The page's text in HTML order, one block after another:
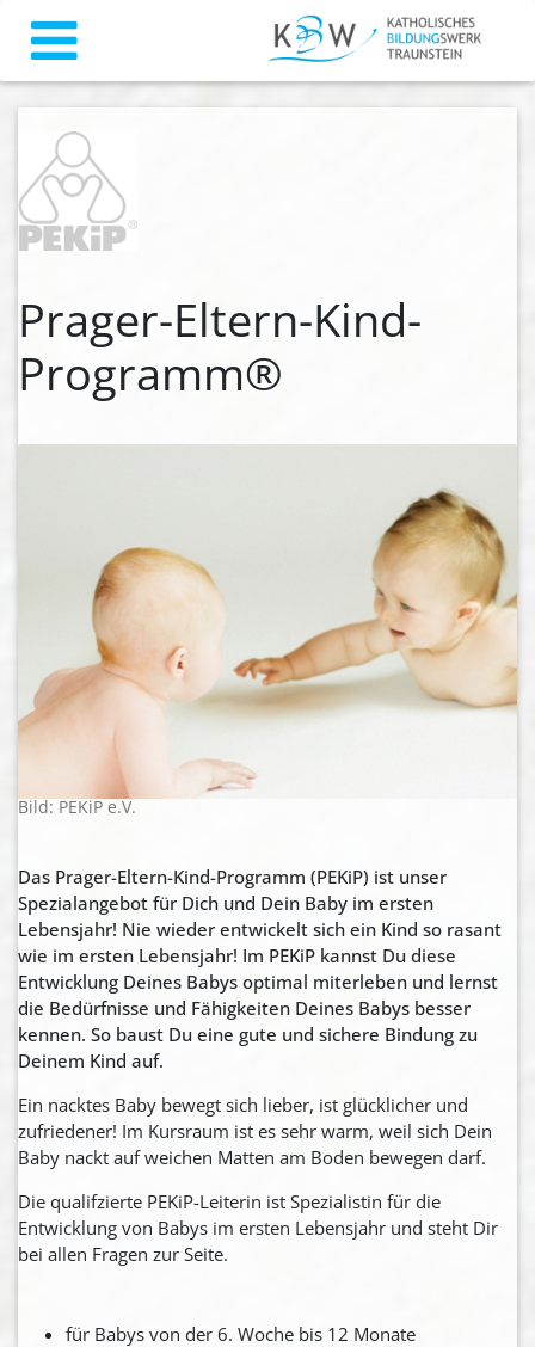
Prager-Eltern-Kind-
Programm®
Bild: PEKiP e.V.
Das Prager-Eltern-Kind-Programm (PEKiP) ist unser
Spezialangebot für Dich und Dein Baby im ersten
Lebensjahr! Nie wieder entwickelt sich ein Kind so rasant
wie im ersten Lebensjahr! Im PEKiP kannst Du diese
Entwicklung Deines Babys optimal miterleben und lernst
die Bedürfnisse und Fähigkeiten Deines Babys besser
kennen. So baust Du eine gute und sichere Bindung zu
Deinem Kind auf.
Ein nacktes Baby bewegt sich lieber, ist glücklicher und
zufriedener! Im Kursraum ist es sehr warm, weil sich Dein
Baby nackt auf weichen Matten am Boden bewegen darf.
Die qualifzierte PEKiP-Leiterin ist Spezialistin für die
Entwicklung von Babys im ersten Lebensjahr und steht Dir
bei allen Fragen zur Seite.
für Babys von der 6. Woche bis 12 Monate